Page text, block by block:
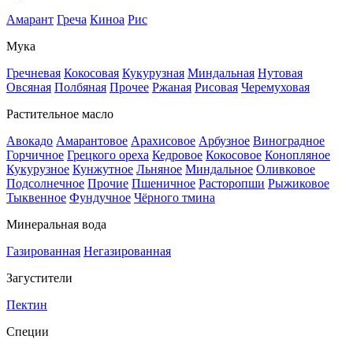
Амарант Греча Киноа Рис
Мука
Гречневая Кокосовая Кукурузная Миндальная Нутовая
Овсяная Полбяная Прочее Ржаная Рисовая Черемуховая
Растительное масло
Авокадо Амарантовое Арахисовое Арбузное Виноградное
Горчичное Грецкого ореха Кедровое Кокосовое Конопляное
Кукурузное Кунжутное Льняное Миндальное Оливковое
Подсолнечное Прочие Пшеничное Расторопши Рыжиковое
Тыквенное Фундучное Чёрного тмина
Минеральная вода
Газированная Негазированная
Загустители
Пектин
Специи